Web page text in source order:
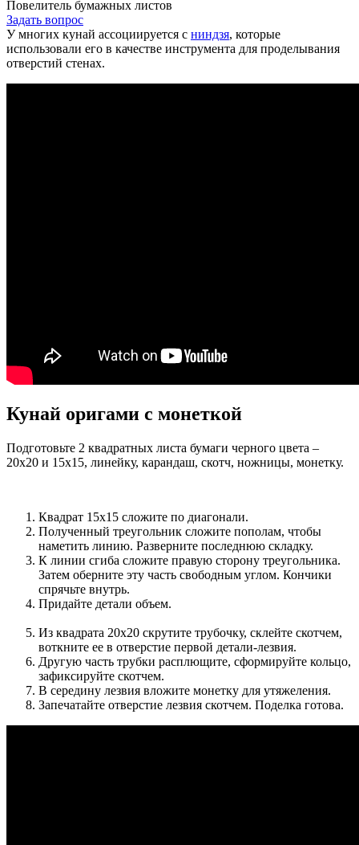
Повелитель бумажных листов
Задать вопрос
У многих кунай ассоциируется с ниндзя, которые
использовали его в качестве инструмента для проделывания
отверстий стенах.
Кунай оригами с монеткой
Подготовьте 2 квадратных листа бумаги черного цвета –
20х20 и 15х15, линейку, карандаш, скотч, ножницы, монетку.
Квадрат 15х15 сложите по диагонали.
Полученный треугольник сложите пополам, чтобы
наметить линию. Разверните последнюю складку.
К линии сгиба сложите правую сторону треугольника.
Затем оберните эту часть свободным углом. Кончики
спрячьте внутрь.
Придайте детали объем.
Из квадрата 20х20 скрутите трубочку, склейте скотчем,
воткните ее в отверстие первой детали-лезвия.
Другую часть трубки расплющите, сформируйте кольцо,
зафиксируйте скотчем.
В середину лезвия вложите монетку для утяжеления.
Запечатайте отверстие лезвия скотчем. Поделка готова.